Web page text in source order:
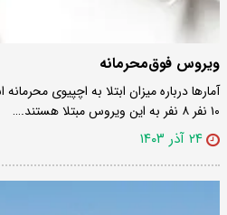
ویروس فوق‏‌محرمانه
آمارها درباره میزان ابتلا به اچ‏پی‏وی
۱۰ نفر ۸ نفر به این ویروس مبتلا هستند.…
۲۴ آذر ۱۴۰۳